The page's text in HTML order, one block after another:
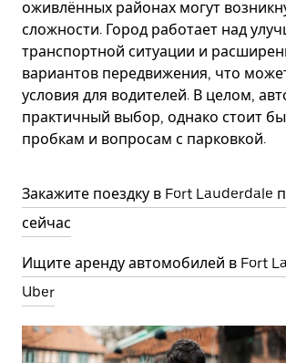
оживлённых районах могут
сложности. Город работает над
транспортной ситуации и
вариантов передвижения, что
условия для водителей. В целом,
практичный выбор, однако стоит
пробкам и вопросам с парковкой.
Закажите поездку в Fort Lauderdale
сейчас
Ищите аренду автомобилей в Fort
Uber